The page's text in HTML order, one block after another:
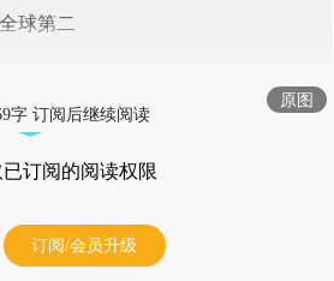
球第二
原图
字 订阅后继续阅读
已订阅的阅读权限
订阅/会员升级